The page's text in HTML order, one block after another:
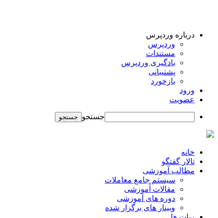
درباره وردپرس
وردپرس
مستندات
یادگیری وردپرس
پشتیبانی
بازخورد
ورود
عضویت
جستجو
خانه
تالار گفتگو
مطالب آموزشی
سیستم جامع معاملات
مقالات آموزشی
دوره های آموزشی
وبینار های برگزار شده